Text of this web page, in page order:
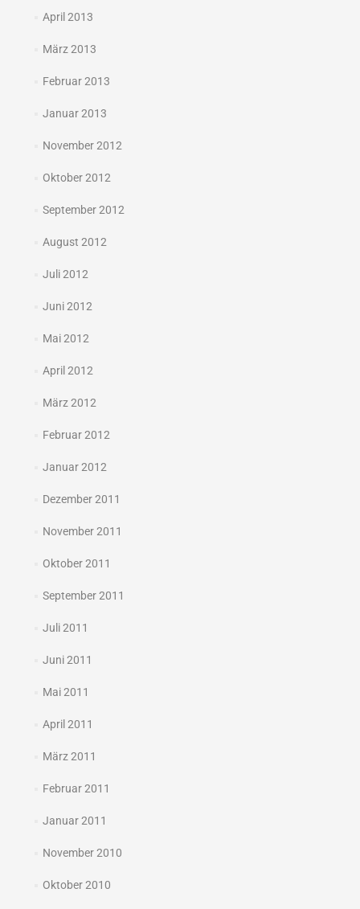
April 2013
März 2013
Februar 2013
Januar 2013
November 2012
Oktober 2012
September 2012
August 2012
Juli 2012
Juni 2012
Mai 2012
April 2012
März 2012
Februar 2012
Januar 2012
Dezember 2011
November 2011
Oktober 2011
September 2011
Juli 2011
Juni 2011
Mai 2011
April 2011
März 2011
Februar 2011
Januar 2011
November 2010
Oktober 2010